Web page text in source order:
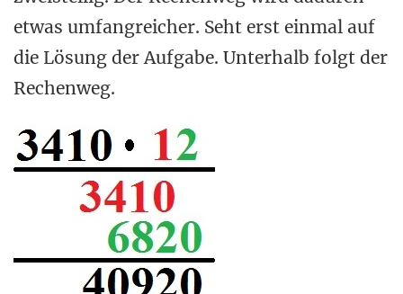
etwas umfangreicher. Seht erst einmal auf
die Lösung der Aufgabe. Unterhalb folgt der
Rechenweg.